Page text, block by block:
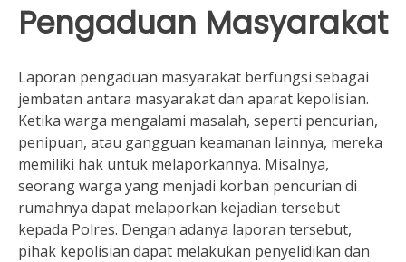
Pengaduan Masyarakat
Laporan pengaduan masyarakat berfungsi sebagai
jembatan antara masyarakat dan aparat kepolisian.
Ketika warga mengalami masalah, seperti pencurian,
penipuan, atau gangguan keamanan lainnya, mereka
memiliki hak untuk melaporkannya. Misalnya,
seorang warga yang menjadi korban pencurian di
rumahnya dapat melaporkan kejadian tersebut
kepada Polres. Dengan adanya laporan tersebut,
pihak kepolisian dapat melakukan penyelidikan dan